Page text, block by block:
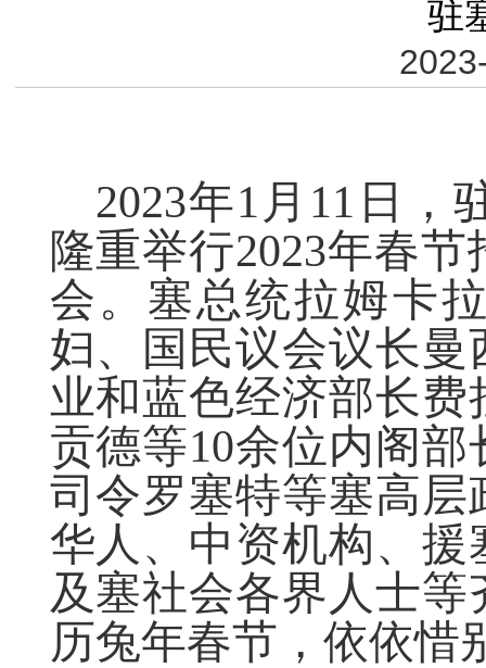
驻
2023年1 月 11 日，
隆重举行2023年春节
会。塞总统拉姆卡
妇、国民议会议长
业和蓝色经济部长
贡德等10余位内阁部
司令罗塞特等塞高
华人、中资机构、
及塞社会各界人士
历兔年春节，依依惜